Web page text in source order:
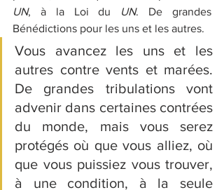
UN, à la Loi du UN. De grandes
Bénédictions pour les uns et les autres.
Vous avancez les uns et les
autres contre vents et marées.
De grandes tribulations vont
advenir dans certaines contrées
du monde, mais vous serez
protégés où que vous alliez, où
que vous puissiez vous trouver,
à une condition, à la seule